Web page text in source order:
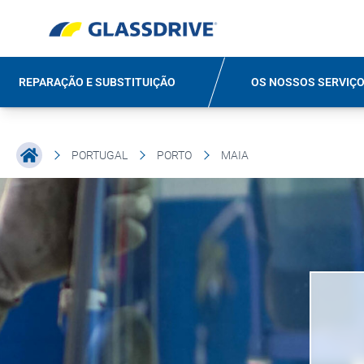
REPARAÇÃO E SUBSTITUIÇÃO OS NOSSOS
PORTUGAL PORTO MAIA